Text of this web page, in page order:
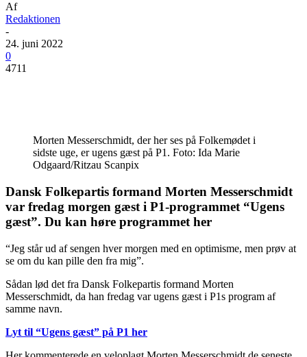
Af
Redaktionen
-
24. juni 2022
0
4711
Morten Messerschmidt, der her ses på Folkemødet i
sidste uge, er ugens gæst på P1. Foto: Ida Marie
Odgaard/Ritzau Scanpix
Dansk Folkepartis formand Morten Messerschmidt
var fredag morgen gæst i P1-programmet “Ugens
gæst”. Du kan høre programmet her
“Jeg står ud af sengen hver morgen med en optimisme, men prøv at
se om du kan pille den fra mig”.
Sådan lød det fra Dansk Folkepartis formand Morten
Messerschmidt, da han fredag var ugens gæst i P1s program af
samme navn.
Lyt til “Ugens gæst” på P1 her